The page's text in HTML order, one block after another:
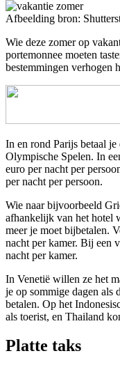
Afbeelding bron:
Wie deze zomer op
portemonnee moeten
bestemmingen verhogen
In en rond Parijs betaal
Olympische Spelen. In
euro per nacht per
per nacht per persoon.
Wie naar bijvoorbeeld
afhankelijk van het hotel
meer je moet bijbetalen.
nacht per kamer. Bij een
nacht per kamer.
In Venetië willen ze het
je op sommige dagen als
betalen. Op het
als toerist, en Thailand
Platte taks